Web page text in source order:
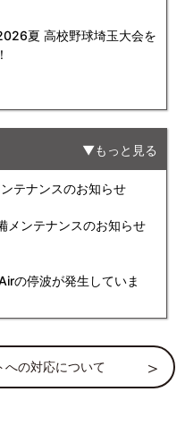
夏 高校野球埼玉大会を
もっと見る
テナンスのお知らせ
メンテナンスのお知らせ
の停波が発生していま
への対応について